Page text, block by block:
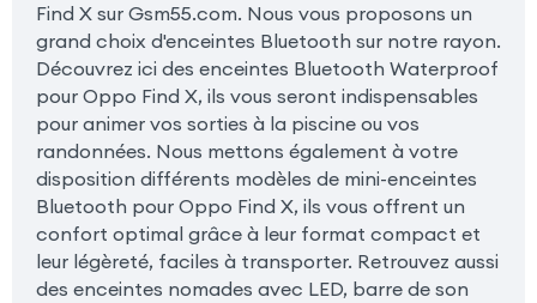
Find X sur Gsm55.com. Nous vous proposons un
grand choix d'enceintes Bluetooth sur notre rayon.
Découvrez ici des enceintes Bluetooth Waterproof
pour Oppo Find X, ils vous seront indispensables
pour animer vos sorties à la piscine ou vos
randonnées. Nous mettons également à votre
disposition différents modèles de mini-enceintes
Bluetooth pour Oppo Find X, ils vous offrent un
confort optimal grâce à leur format compact et
leur légèreté, faciles à transporter. Retrouvez aussi
des enceintes nomades avec LED, barre de son